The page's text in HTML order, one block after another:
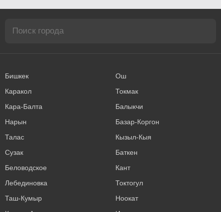
Бишкек
Ош
Каракол
Токмак
Кара-Балта
Балыкчи
Нарын
Базар-Коргон
Талас
Кызыл-Кыя
Сузак
Баткен
Беловодское
Кант
Лебединовка
Токтогул
Таш-Кумыр
Ноокат